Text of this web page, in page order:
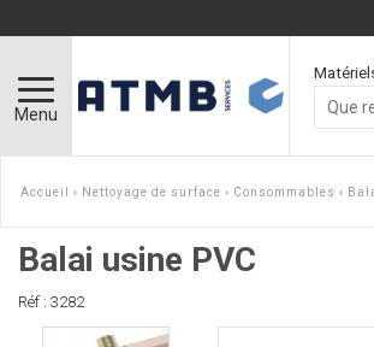
Menu
Accueil › Nettoyage de surface › Consommables ›
Balai usine PVC
Réf : 3282